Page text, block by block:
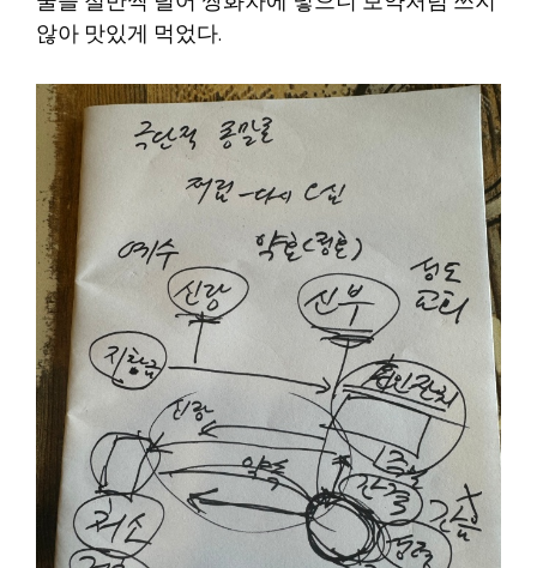
않아 맛있게 먹었다.